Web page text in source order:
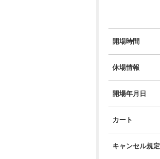
開場時間
休場情報
開場年月日
カート
キャンセル規定